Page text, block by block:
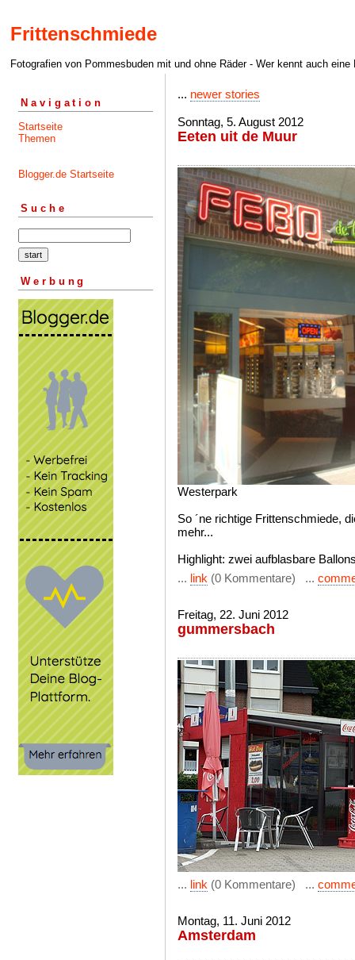
Frittenschmiede
Fotografien von Pommesbuden mit und ohne Räder - Wer kennt auch
Navigation
Startseite
Themen
Blogger.de Startseite
Suche
Werbung
... newer stories
Sonntag, 5. August 2012
Eeten uit de Muur
Westerpark
So ´ne richtige Frittenschmiede,
mehr...
Highlight: zwei aufblasbare
... link (0 Kommentare) ...
Freitag, 22. Juni 2012
gummersbach
... link (0 Kommentare) ...
Montag, 11. Juni 2012
Amsterdam